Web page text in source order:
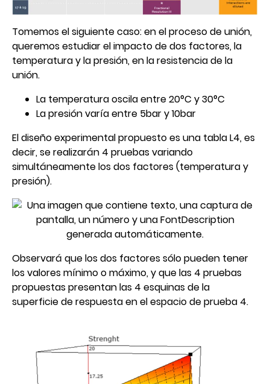
Tomemos el siguiente caso: en el proceso de unión,
queremos estudiar el impacto de dos factores, la
temperatura y la presión, en la resistencia de la
unión.
La temperatura oscila entre 20°C y 30°C
La presión varía entre 5bar y 10bar
El diseño experimental propuesto es una tabla L4, es
decir, se realizarán 4 pruebas variando
simultáneamente los dos factores (temperatura y
presión).
Observará que los dos factores sólo pueden tener
los valores mínimo o máximo, y que las 4 pruebas
propuestas presentan las 4 esquinas de la
superficie de respuesta en el espacio de prueba 4.